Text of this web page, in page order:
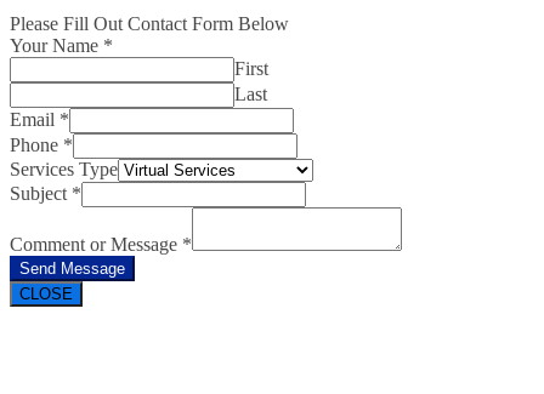
Please Fill Out Contact Form Below
Your Name *
First
Last
Email *
Phone *
Services Type
Subject *
Comment or Message *
Send Message
CLOSE